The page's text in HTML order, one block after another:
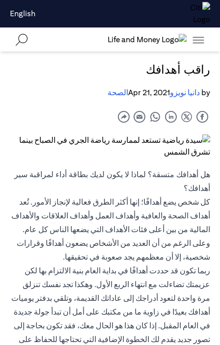
English
راقب أهدافك
by دانيا نويزوApr 21, 2021الصحة
هل أهدافك متسقة؟ لماذا لا يكون لديك بطاقة أداء لمراقبة سير
أهدافك؟
كل شخص يضع أهدافًا؛ إنها أكثر الطرق فعالية لإنجاز الأمور. تُعد
أهداف الصحة والعافية وأهداف العمل وأهداف العلاقات والأهداف
المالية من بين أعلى فئات الأهداف التي يضعها الناس كل عام.
وعلى الرغم من أن العديد من الأشخاص يضعون أهدافًا وقرارات
شخصية، إلا أن معظمهم يجد صعوبة في تحقيقها.
ربما تكون قد حددت أهدافًا في بداية العام بنية الالتزام بها لكن
عزيمتك تضاءلت مع انتهاء الربع الأول. وهكذا تجد نفسك تنزلق
مرة واحدة لتعود أدراجك إلى عاداتك القديمة، وتلقي بدفتر يوميات
أهدافك بعيدًا في زاوية ما من مكتبك على أمل أن تبدأ جولة جديدة
في العام المقبل. إذا كان هذا هو الحال معك، فقد تكون بحاجة إلى
تصور جديد يقدم لك الخطوة الإضافية التي تحتاجها للحفاظ على